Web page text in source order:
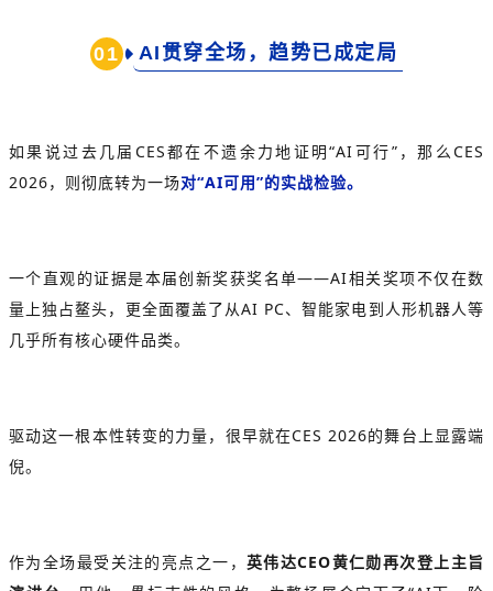
01 AI贯穿全场，趋势已成定局
如果说过去几届CES都在不遗余力地证明“AI可行”，那么CES
2026，则彻底转为一场对“AI可用”的实战检验。
一个直观的证据是本届创新奖获奖名单——AI相关奖项不仅在数
量上独占鳌头，更全面覆盖了从AI PC、智能家电到人形机器人等
几乎所有核心硬件品类。
驱动这一根本性转变的力量，很早就在CES 2026的舞台上显露端
倪。
作为全场最受关注的亮点之一， 英伟达CEO黄仁勋再次登上主旨